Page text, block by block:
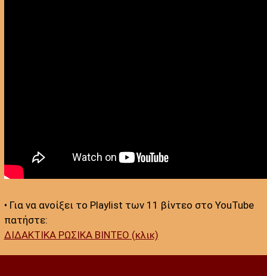
• Για να ανοίξει το Playlist των 11 βίντεο στο YouTube
πατήστε:
ΔΙΔΑΚΤΙΚΑ ΡΩΣΙΚΑ ΒΙΝΤΕΟ (κλικ)